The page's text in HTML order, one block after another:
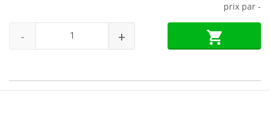
prix par -
- +